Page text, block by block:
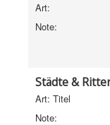
Art:
Note:
Städte &
Art: Titel
Note: